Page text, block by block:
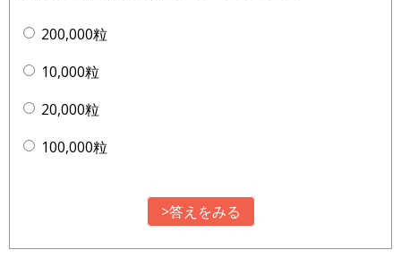
200,000粒
10,000粒
20,000粒
100,000粒
>答えをみる